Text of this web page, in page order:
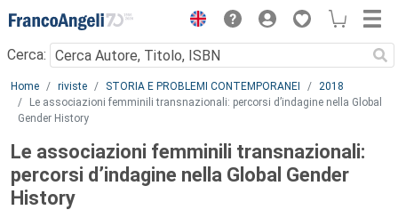
Menu
Cerca:
Main content
Home riviste STORIA E PROBLEMI CONTEMPORANEI
2018
Le associazioni femminili transnazionali: percorsi d’indagine nella Global
Gender History
Le associazioni femminili transnazionali:
percorsi d’indagine nella Global Gender
History